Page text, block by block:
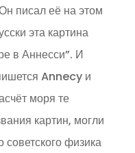
писал её на этом
эта картина
в Аннесси”. И
Annecy и
моря те
картин, могли
советского физика